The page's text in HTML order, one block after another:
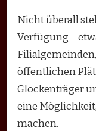
Nicht überall
Verfügung –
öffentlichen
Glockenträger
eine
machen.